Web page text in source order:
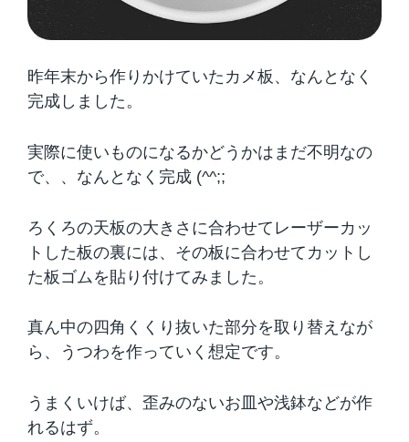
昨年末から作りかけていたカメ板、なんとなく
完成しました。
実際に使いものになるかどうかはまだ不明なの
で、、なんとなく完成 (^^;;
ろくろの天板の大きさに合わせてレーザーカッ
トした板の裏には、その板に合わせてカットし
た板ゴムを貼り付けてみました。
真ん中の四角くくり抜いた部分を取り替えなが
ら、うつわを作っていく想定です。
うまくいけば、歪みのないお皿や浅鉢などが作
れるはず。